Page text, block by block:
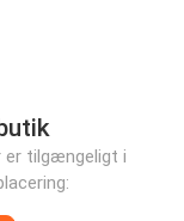
er tilgængeligt i